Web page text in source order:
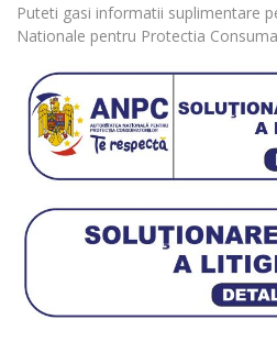
Puteti gasi informatii suplimentare
Nationale pentru Protectia